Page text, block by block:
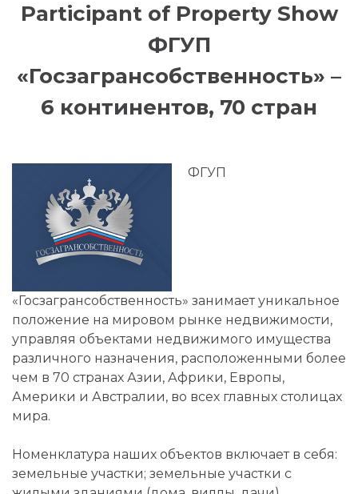
Participant of Property Show
ФГУП
«Госзагрансобственность» –
6 континентов, 70 стран
ФГУП
«Госзагрансобственность» занимает уникальное
положение на мировом рынке недвижимости,
управляя объектами недвижимого имущества
различного назначения, расположенными более
чем в 70 странах Азии, Африки, Европы,
Америки и Австралии, во всех главных столицах
мира.
Номенклатура наших объектов включает в себя:
земельные участки; земельные участки с